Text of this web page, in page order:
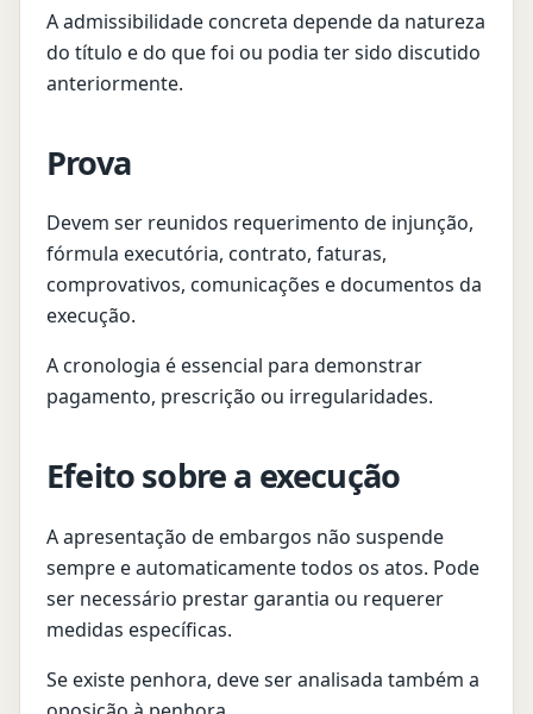
A admissibilidade concreta depende da natureza
do título e do que foi ou podia ter sido discutido
anteriormente.
Prova
Devem ser reunidos requerimento de injunção,
fórmula executória, contrato, faturas,
comprovativos, comunicações e documentos da
execução.
A cronologia é essencial para demonstrar
pagamento, prescrição ou irregularidades.
Efeito sobre a execução
A apresentação de embargos não suspende
sempre e automaticamente todos os atos. Pode
ser necessário prestar garantia ou requerer
medidas específicas.
Se existe penhora, deve ser analisada também a